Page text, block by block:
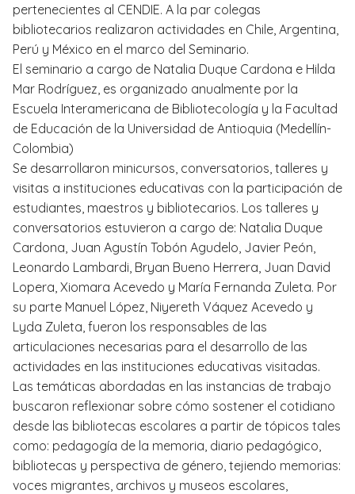
pertenecientes al CENDIE. A la par colegas
bibliotecarios realizaron actividades en Chile, Argentina,
Perú y México en el marco del Seminario.
El seminario a cargo de Natalia Duque Cardona e Hilda
Mar Rodríguez, es organizado anualmente por la
Escuela Interamericana de Bibliotecología y la Facultad
de Educación de la Universidad de Antioquia (Medellín-
Colombia)
Se desarrollaron minicursos, conversatorios, talleres y
visitas a instituciones educativas con la participación de
estudiantes, maestros y bibliotecarios. Los talleres y
conversatorios estuvieron a cargo de: Natalia Duque
Cardona, Juan Agustín Tobón Agudelo, Javier Peón,
Leonardo Lambardi, Bryan Bueno Herrera, Juan David
Lopera, Xiomara Acevedo y María Fernanda Zuleta. Por
su parte Manuel López, Niyereth Váquez Acevedo y
Lyda Zuleta, fueron los responsables de las
articulaciones necesarias para el desarrollo de las
actividades en las instituciones educativas visitadas.
Las temáticas abordadas en las instancias de trabajo
buscaron reflexionar sobre cómo sostener el cotidiano
desde las bibliotecas escolares a partir de tópicos tales
como: pedagogía de la memoria, diario pedagógico,
bibliotecas y perspectiva de género, tejiendo memorias:
voces migrantes, archivos y museos escolares,